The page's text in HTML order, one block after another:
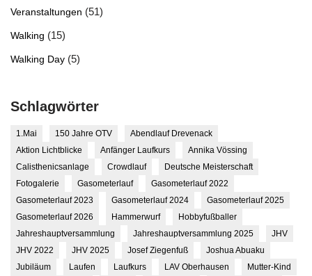
Veranstaltungen (51)
Walking (15)
Walking Day (5)
Schlagwörter
1.Mai 150 Jahre OTV
Abendlauf Drevenack
Aktion Lichtblicke
Anfänger Laufkurs
Annika Vössing
Calisthenicsanlage
Crowdlauf
Deutsche Meisterschaft
Fotogalerie
Gasometerlauf
Gasometerlauf 2022
Gasometerlauf 2023
Gasometerlauf 2024
Gasometerlauf 2025
Gasometerlauf 2026
Hammerwurf
Hobbyfußballer
Jahreshauptversammlung
Jahreshauptversammlung 2025
JHV
JHV 2022
JHV 2025 Josef Ziegenfuß
Joshua Abuaku
Jubiläum
Laufen Laufkurs LAV Oberhausen
Mutter-Kind